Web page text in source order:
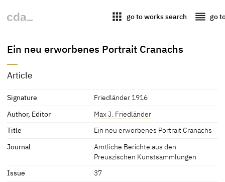
apps go to works search reorder go
Ein neu erworbenes Portrait Cranachs
Article
Signature
Friedländer 1916
Author, Editor
Max J. Friedländer
Title
Ein neu erworbenes Portrait Cranachs
Journal
Amtliche Berichte aus den
Preuszischen Kunstsammlungen
Issue
37